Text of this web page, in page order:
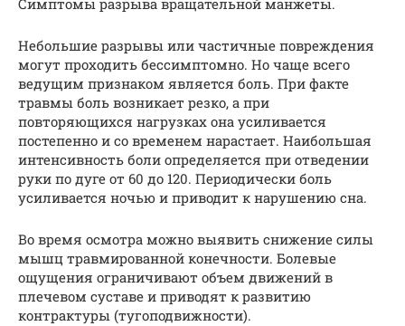
Симптомы разрыва вращательной манжеты.
Небольшие разрывы или частичные повреждения
могут проходить бессимптомно. Но чаще всего
ведущим признаком является боль. При факте
травмы боль возникает резко, а при
повторяющихся нагрузках она усиливается
постепенно и со временем нарастает. Наибольшая
интенсивность боли определяется при отведении
руки по дуге от 60 до 120. Периодически боль
усиливается ночью и приводит к нарушению сна.
Во время осмотра можно выявить снижение силы
мышц травмированной конечности. Болевые
ощущения ограничивают объем движений в
плечевом суставе и приводят к развитию
контрактуры (тугоподвижности).